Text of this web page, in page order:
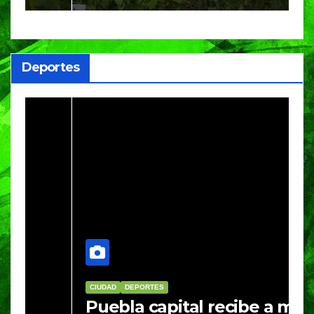
Deportes
DEPORTES
Puebla capital recibe a más